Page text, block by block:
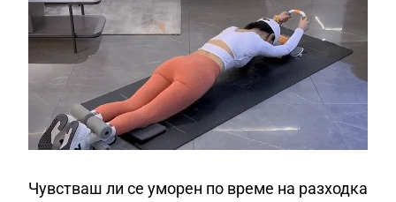
Чувстваш ли се уморен по време на разходка